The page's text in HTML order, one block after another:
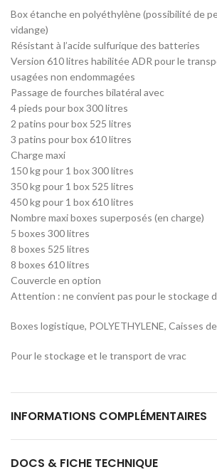
Box étanche en polyéthylène (possibilité de
vidange)
Résistant à l’acide sulfurique des batteries
Version 610 litres habilitée ADR pour le
usagées non endommagées
Passage de fourches bilatéral avec
4 pieds pour box 300 litres
2 patins pour box 525 litres
3 patins pour box 610 litres
Charge maxi
150 kg pour 1 box 300 litres
350 kg pour 1 box 525 litres
450 kg pour 1 box 610 litres
Nombre maxi boxes superposés (en charge)
5 boxes 300 litres
8 boxes 525 litres
8 boxes 610 litres
Couvercle en option
Attention : ne convient pas pour le stockage
Boxes logistique, POLYETHYLENE, Caisses
Pour le stockage et le transport de vrac
INFORMATIONS COMPLÉMENTAIRES
DOCS & FICHE TECHNIQUE